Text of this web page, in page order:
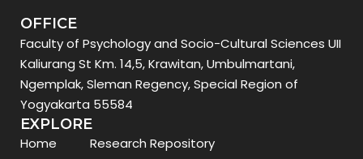
OFFICE
Faculty of Psychology and Socio-Cultural Sciences UII
Kaliurang St Km. 14,5, Krawitan, Umbulmartani,
Ngemplak, Sleman Regency, Special Region of
Yogyakarta 55584
EXPLORE
Home
Research Repository